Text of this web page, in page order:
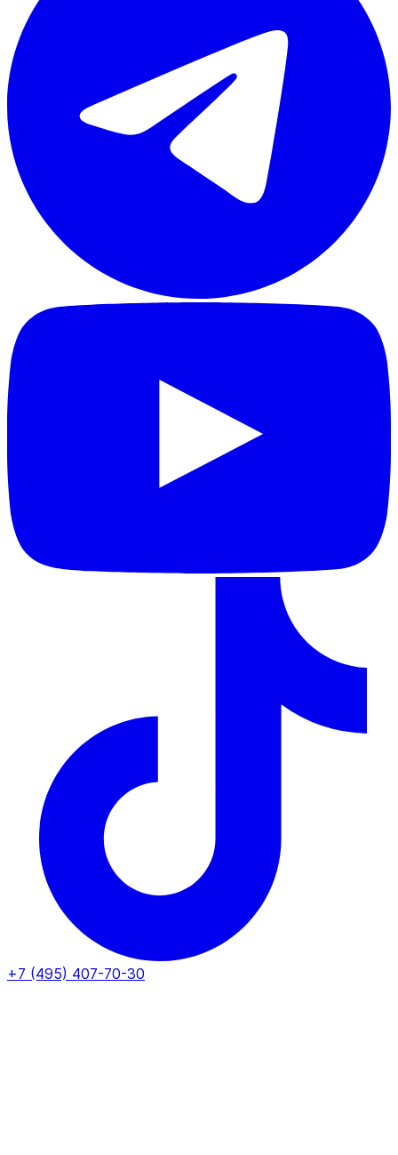
+7 (495) 407-70-30